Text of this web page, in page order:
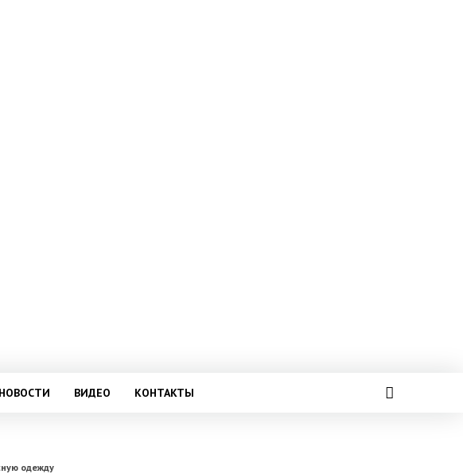
НОВОСТИ ВИДЕО КОНТАКТЫ
одежду